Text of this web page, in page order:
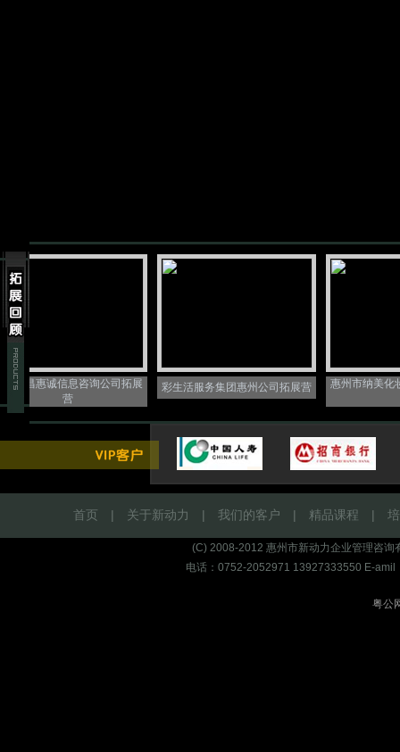
昌惠诚信息咨询公司拓展
彩生活服务集团惠州公司拓展营
惠州市纳美化妆
首页 | 关于新动力 | 我们的客户 | 精品课程 |
(C) 2008-2012 惠州市新动力企业管理咨
电话：0752-2052971 13927333550 E-
粤公